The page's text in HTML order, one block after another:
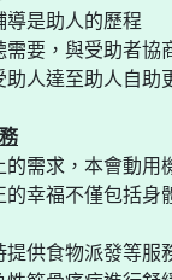
導是助人的歷程
需要，與受助者協
助人達至助人自助
的需求，本會動
的幸福不僅包括身
提供食物派發等服